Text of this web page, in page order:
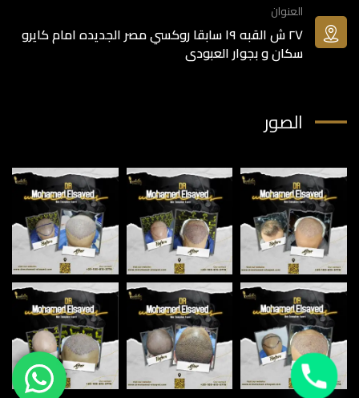
العنوان
٢٧ ش القبه ١٩ سابقا روكسي مصر الجديده امام كايرو
سكان و بجوار العبودى
الصور